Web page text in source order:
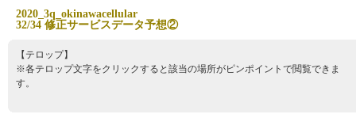
2020 3q okinawacellular
32/34 修正サービスデータ予想②
【テロップ】
※各テロップ文字をクリックすると該当の場所がピンポイントで閲覧できま
す。